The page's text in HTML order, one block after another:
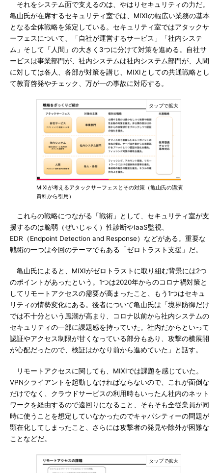
それをシステム面で支えるのは、やはりセキュリティの力だ。
亀山氏が在席するセキュリティ室では、MIXIの幅広い業務の基本
となる全体戦略を策定している。セキュリティ室ではアタックサ
ーフェスについて、「自社が運営するサービス」「社内システ
ム」そして「人間」の大きく3つに分けて対策を進める。自社サ
ービスは事業部門が、社内システムは社内システム部門が、人間
に対しては各人、各部が対策を講じ、MIXIとしての共通戦略とし
て教育啓発やチェック、万が一の事故に対応する。
MIXIが考えるアタックサーフェスとその対策（亀山氏の講演
資料から引用）
これらの戦略につながる「戦術」として、セキュリティ室が支
援するのは脆弱（ぜいじゃく）性診断やIaaS監視、
EDR（Endpoint Detection and Response）などがある。重要な
戦術の一つは今回のテーマでもある「ゼロトラスト支援」だ。
亀山氏によると、MIXIがゼロトラストに取り組む背景には2つ
のポイントがあったという。1つは2020年からのコロナ禍対策と
してリモートアクセスの需要が高まったこと、もう1つはセキュ
リティの情勢変化にある。後者について亀山氏は「境界防御だけ
では不十分という風潮が高まり、コロナ以前から社内システムの
セキュリティの一部に課題感を持っていた。社内だからといって
認証やアクセス制限が甘くなっている部分もあり、攻撃の横展開
が心配だったので、検証はかなり前から進めていた」と話す。
リモートアクセスに関しても、MIXIでは課題を感じていた。
VPNクライアントを起動しなければならないので、これが面倒な
だけでなく、クラウドサービスの利用時もいったん社内のネット
ワークを経由するので遠回りになること、そもそも全従業員が同
時に使うことを想定していなかったのでキャパシティーの問題が
顕在化してしまったこと、さらには攻撃者の発見や除外が困難な
ことなどだ。